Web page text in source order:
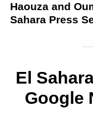
Haouza and
Sahara Press
El
Google